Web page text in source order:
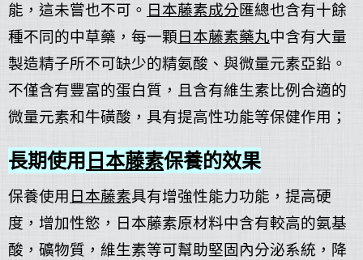
能，這未嘗也不可。 日本藤素成分匯總也含有十餘
種不同的中草藥，每一顆日本藤素藥丸中含有大量
製造精子所不可缺少的精氨酸、與微量元素亞鉛。
不僅含有豐富的蛋白質，且含有維生素比例合適的
微量元素和牛磺酸，具有提高性功能等保健作用；
長期使用日本藤素保養的效果
保養使用 日本藤素具有增強性能力功能，提高硬
度，增加性慾，日本藤素原材料中含有較高的氨基
酸，礦物質，維生素等可幫助堅固內分泌系統，降